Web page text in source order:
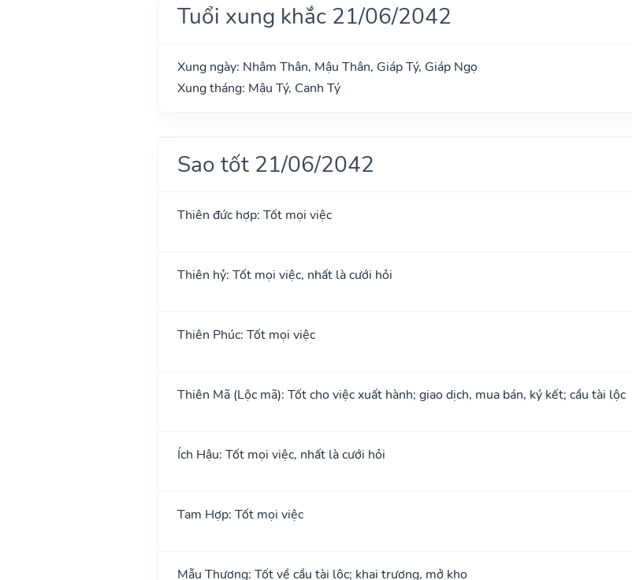
Tuổi xung khắc 21/06/2042
Xung ngày: Nhâm Thân, Mậu Thân, Giáp Tý, Giáp Ngọ
Xung tháng: Mậu Tý, Canh Tý
Sao tốt 21/06/2042
Thiên đức hợp: Tốt mọi việc
Thiên hỷ: Tốt mọi việc, nhất là cưới hỏi
Thiên Phúc: Tốt mọi việc
Thiên Mã (Lộc mã): Tốt cho việc xuất hành; giao dịch, mua bán, ký kết; cầu tài lộc
Ích Hậu: Tốt mọi việc, nhất là cưới hỏi
Tam Hợp: Tốt mọi việc
Mẫu Thương: Tốt về cầu tài lộc; khai trương, mở kho